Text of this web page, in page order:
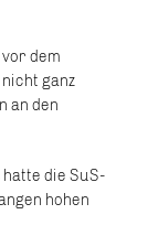
dem
ganz
an den
die SuS-
hohen